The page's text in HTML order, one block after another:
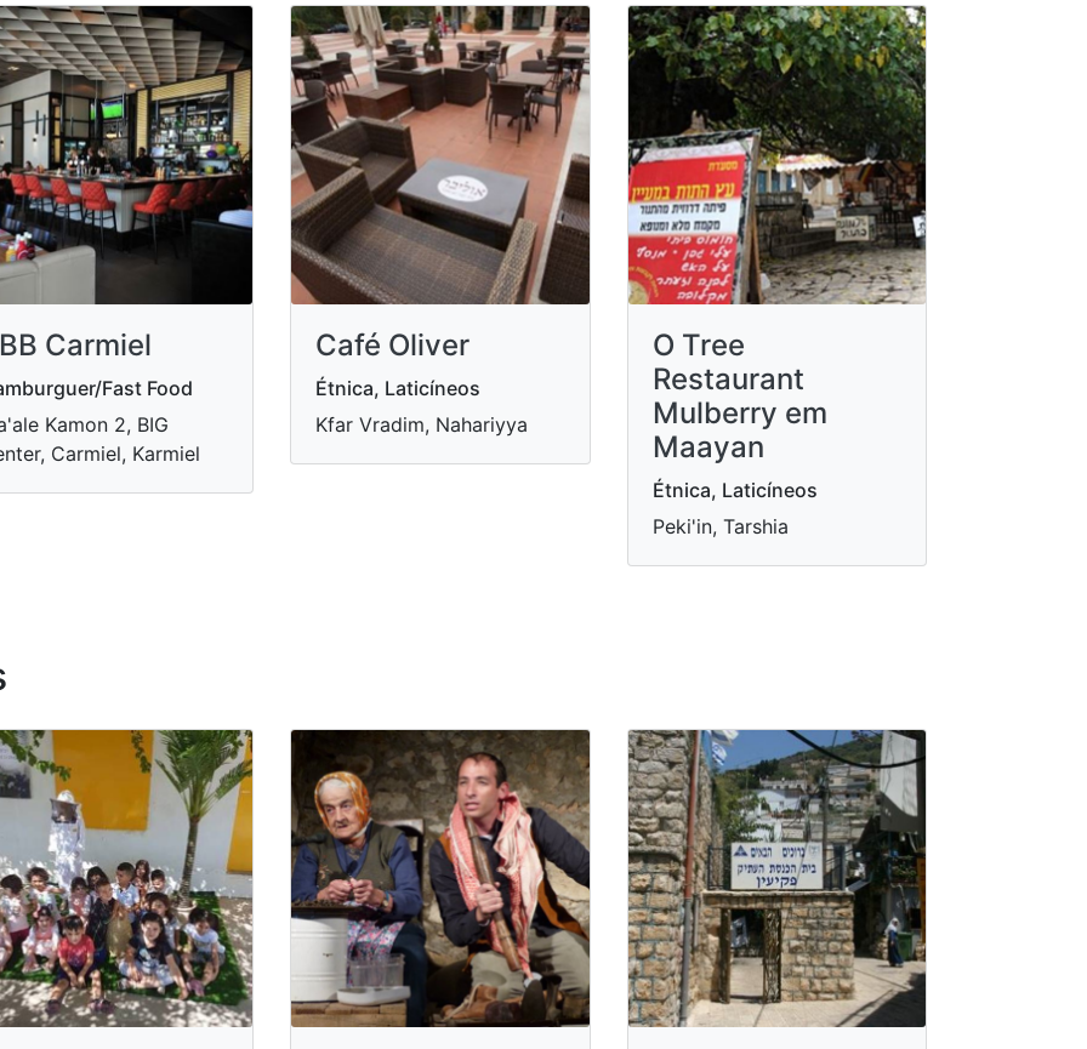
Carmiel
Fast Food
Kamon 2, BIG
Carmiel, Karmiel
Café Oliver
Étnica, Laticíneos
Kfar Vradim, Nahariyya
O Tree
Restaurant
Mulberry em
Maayan
Étnica, Laticíneos
Peki'in, Tarshia